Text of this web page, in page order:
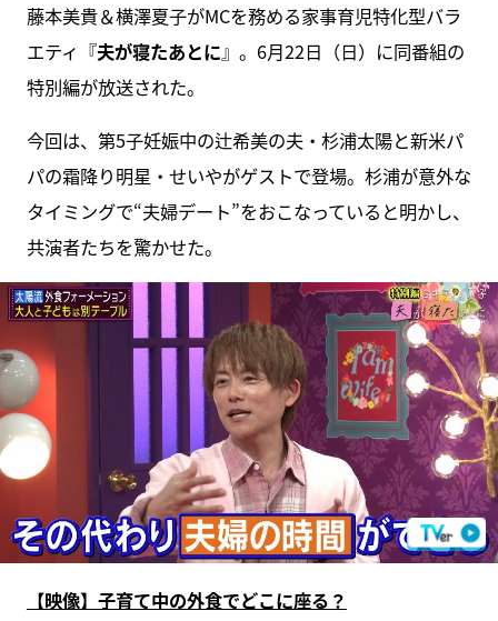
藤本美貴＆横澤夏子がMCを務める家事育児特化型バラ
エティ『夫が寝たあとに』。6月22日（日）に同番組の
特別編が放送された。
今回は、第5子妊娠中の辻希美の夫・杉浦太陽と新米パ
パの霜降り明星・せいやがゲストで登場。杉浦が意外な
タイミングで“夫婦デート”をおこなっていると明かし、
共演者たちを驚かせた。
【映像】子育て中の外食でどこに座る？